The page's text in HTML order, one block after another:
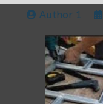
Author 1